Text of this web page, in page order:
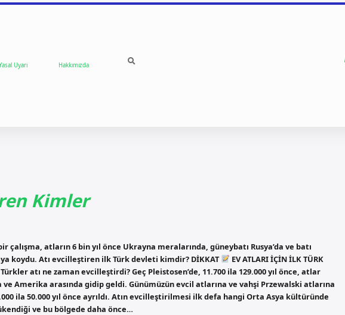
Uyarı Hakkımızda
Kimler
atların 6 bin yıl önce Ukrayna meralarında, güneybatı Rusya’da ve batı
koydu. Atı evcilleştiren ilk Türk devleti kimdir? DİKKAT
EV ATLARI İÇİN İLK TÜRK
Türkler atı ne zaman evcilleştirdi? Geç Pleistosen’de, 11.700 ila 129.000 yıl önce, atlar
Amerika arasında gidip geldi. Günümüzün evcil atlarına ve vahşi Przewalski atlarına
ila 50.000 yıl önce ayrıldı. Atın evcilleştirilmesi ilk defa hangi Orta Asya kültüründe
ve bu bölgede daha önce…